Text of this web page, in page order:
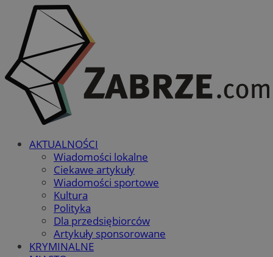
AKTUALNOŚCI
Wiadomości lokalne
Ciekawe artykuły
Wiadomości sportowe
Kultura
Polityka
Dla przedsiębiorców
Artykuły sponsorowane
KRYMINALNE